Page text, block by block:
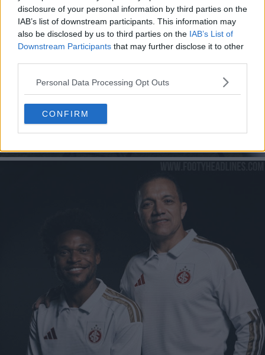
disclosure of your personal information by third parties on the
IAB’s list of downstream participants. This information may
also be disclosed by us to third parties on the IAB’s List of
Downstream Participants that may further disclose it to other
Personal Data Processing Opt Outs
CONFIRM